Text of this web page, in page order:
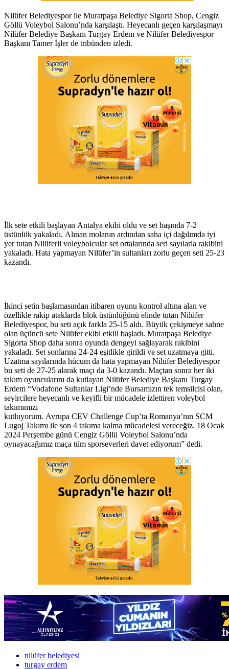
Nilüfer Belediyespor ile Muratpaşa Belediye Sigorta Shop, Cengiz
Göllü Voleybol Salonu’nda karşılaştı. Heyecanlı geçen karşılaşmayı
Nilüfer Belediye Başkanı Turgay Erdem ve Nilüfer Belediyespor
Başkanı Tamer İşler de tribünden izledi.
İlk sete etkili başlayan Antalya ekibi oldu ve set başında 7-2
üstünlük yakaladı. Alınan molanın ardından saha içi dağılımda iyi
yer tutan Nilüferli voleybolcular set ortalarında seri sayılarla rakibini
yakaladı. Hata yapmayan Nilüfer’in sultanları zorlu geçen seti 25-23
kazandı.
İkinci setin başlamasından itibaren oyunu kontrol altına alan ve
özellikle rakip ataklarda blok üstünlüğünü elinde tutan Nilüfer
Belediyespor, bu seti açık farkla 25-15 aldı. Büyük çekişmeye sahne
olan üçüncü sete Nilüfer ekibi etkili başladı. Muratpaşa Belediye
Sigorta Shop daha sonra oyunda dengeyi sağlayarak rakibini
yakaladı. Set sonlarına 24-24 eşitlikle girildi ve set uzatmaya gitti.
Uzatma sayılarında hücum da hata yapmayan Nilüfer Belediyespor
bu seti de 27-25 alarak maçı da 3-0 kazandı. Maçtan sonra her iki
takım oyuncularını da kutlayan Nilüfer Belediye Başkanı Turgay
Erdem “Vodafone Sultanlar Ligi’nde Bursamızın tek temsilcisi olan,
seyircilere heyecanlı ve keyifli bir mücadele izlettiren voleybol
takımımızı
kutluyorum. Avrupa CEV Challenge Cup’ta Romanya’nın SCM
Lugoj Takımı ile son 4 takıma kalma mücadelesi vereceğiz. 18 Ocak
2024 Perşembe günü Cengiz Göllü Voleybol Salonu’nda
oynayacağımız maça tüm sporseverleri davet ediyorum” dedi.
nilüfer belediyesi
turgay erdem